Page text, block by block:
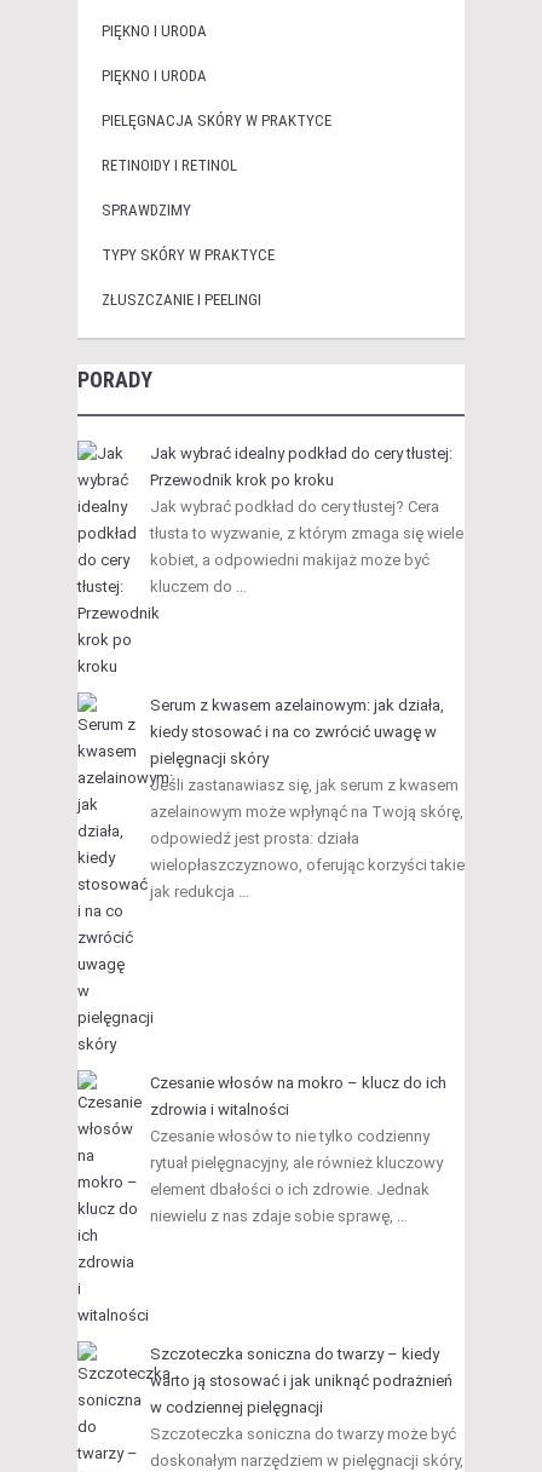
PIĘKNO I URODA
PIĘKNO I URODA
PIELĘGNACJA SKÓRY W PRAKTYCE
RETINOIDY I RETINOL
SPRAWDZIMY
TYPY SKÓRY W PRAKTYCE
ZŁUSZCZANIE I PEELINGI
PORADY
Jak wybrać idealny podkład do cery tłustej:
Przewodnik krok po kroku
Jak wybrać podkład do cery tłustej? Cera
tłusta to wyzwanie, z którym zmaga się wiele
kobiet, a odpowiedni makijaż może być
kluczem do …
Serum z kwasem azelainowym: jak działa,
kiedy stosować i na co zwrócić uwagę w
pielęgnacji skóry
Jeśli zastanawiasz się, jak serum z kwasem
azelainowym może wpłynąć na Twoją skórę,
odpowiedź jest prosta: działa
wielopłaszczyznowo, oferując korzyści takie
jak redukcja …
Czesanie włosów na mokro – klucz do ich
zdrowia i witalności
Czesanie włosów to nie tylko codzienny
rytuał pielęgnacyjny, ale również kluczowy
element dbałości o ich zdrowie. Jednak
niewielu z nas zdaje sobie sprawę, …
Szczoteczka soniczna do twarzy – kiedy
warto ją stosować i jak uniknąć podrażnień
w codziennej pielęgnacji
Szczoteczka soniczna do twarzy może być
doskonałym narzędziem w pielęgnacji skóry,